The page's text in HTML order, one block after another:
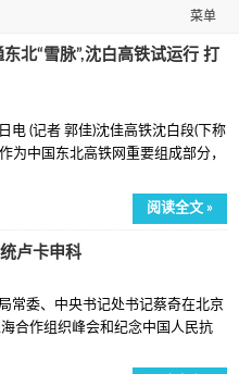
菜单
北“雪脉”,沈白高铁试运行 打
(记者 郭佳)沈佳高铁沈白段(下称
为中国东北高铁网重要组成部分，
阅读全文 »
卢卡申科
常委、中央书记处书记蔡奇在北京
合作组织峰会和纪念中国人民抗